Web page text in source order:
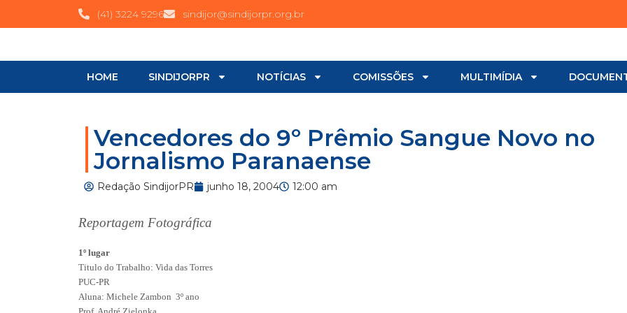
(41) 3224 9296 sindijor@sindijorpr.org.br
HOME SINDIJORPR NOTÍCIAS COMISSÕES MULTIMÍDIA
Vencedores do 9º Prêmio Sangue Novo no
Jornalismo Paranaense
Redação SindijorPR junho 18, 2004 12:00 am
Reportagem Fotográfica
1º lugar
Titulo do Trabalho: Vida das Torres
PUC-PR
Aluna: Michele Zambon 3º ano